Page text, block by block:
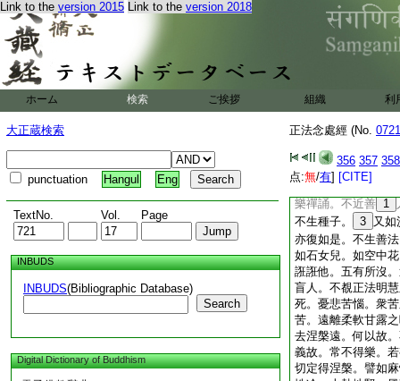
Link to the version 2015 Link to the version 2018
ホーム 検索 ご挨拶 組織 利
大正蔵検索
punctuation Hangul Eng
TextNo. Vol. Page
INBUDS
INBUDS(Bibliographic Database)
Search
Digital Dictionary of Buddhism
正法念處經 (No.
356 357 358
点:無/有] [CITE]
能度於有海 三毒
功徳勝營邑 無勝
善人之所愛 故名
如是孔雀王菩薩。
應。而得解脱。斷
斷輕躁過。攝諸功
一切垢。涅槃解脱
白鑞。修行善業。
石。恒常不忘怨結
不愛不信。若起惡
樂禪誦。不近善 1
不生種子。
3 又如
亦復如是。不生善
如石女兒。如空中
誑誑他。五有所沒
盲人。不覩正法明
死。憂悲苦惱。衆
苦。遠離柔軟甘露
去涅槃遠。何以故
義故。常不得樂。
切定得涅槃。譬如